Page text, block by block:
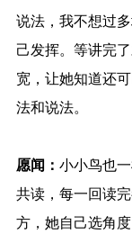
说法，我不想过
己发挥。等讲完
宽，让她知道还
法和说法。
愿闻： 小小鸟也
共读，每一回读
方，她自己选角